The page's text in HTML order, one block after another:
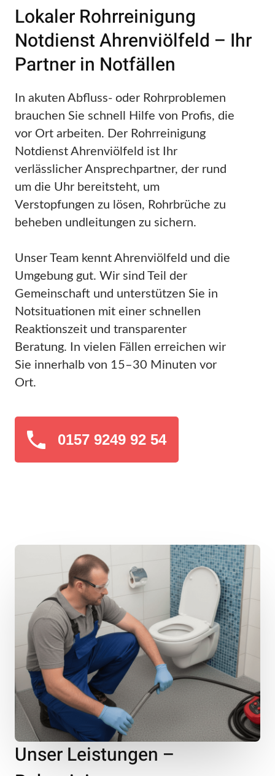
Lokaler Rohrreinigung
Notdienst Ahrenviölfeld – Ihr
Partner in Notfällen
In akuten Abfluss- oder Rohrproblemen
brauchen Sie schnell Hilfe von Profis, die
vor Ort arbeiten. Der Rohrreinigung
Notdienst Ahrenviölfeld ist Ihr
verlässlicher Ansprechpartner, der rund
um die Uhr bereitsteht, um
Verstopfungen zu lösen, Rohrbrüche zu
beheben undleitungen zu sichern.
Unser Team kennt Ahrenviölfeld und die
Umgebung gut. Wir sind Teil der
Gemeinschaft und unterstützen Sie in
Notsituationen mit einer schnellen
Reaktionszeit und transparenter
Beratung. In vielen Fällen erreichen wir
Sie innerhalb von 15–30 Minuten vor
Ort.
0157 9249 92 54
Unser Leistungen –